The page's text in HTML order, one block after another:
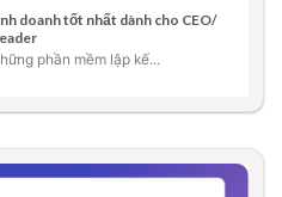
doanh tốt nhất dành cho CEO/
phần mềm lập kế...